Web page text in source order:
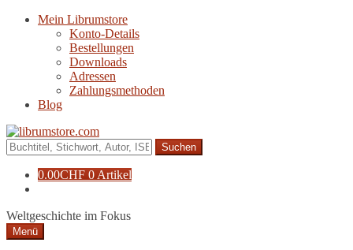
Navigation
Zum
Mein Librumstore
Konto-Details
Bestellungen
Downloads
Adressen
Zahlungsmethoden
Blog
Suche
nach:
0.00CHF 0 Artikel
Weltgeschichte im Fokus
Menü